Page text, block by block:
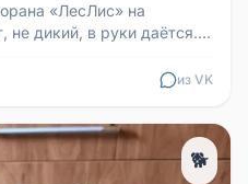
«ЛесЛис» на
не дикий, в руки даётся.
из VK
🐕